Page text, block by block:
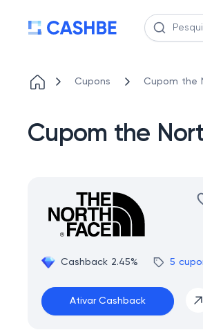
Cupons Cupom the
Cupom the
Cashback 2.45% 5
Ativar Cashback